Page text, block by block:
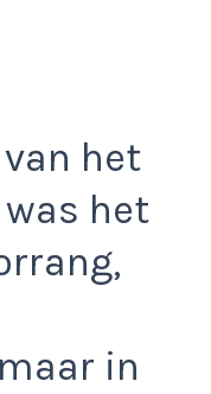
het
het
in